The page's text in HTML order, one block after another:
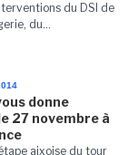
du DSI de
du...
donne
27 novembre à
aixoise du tour